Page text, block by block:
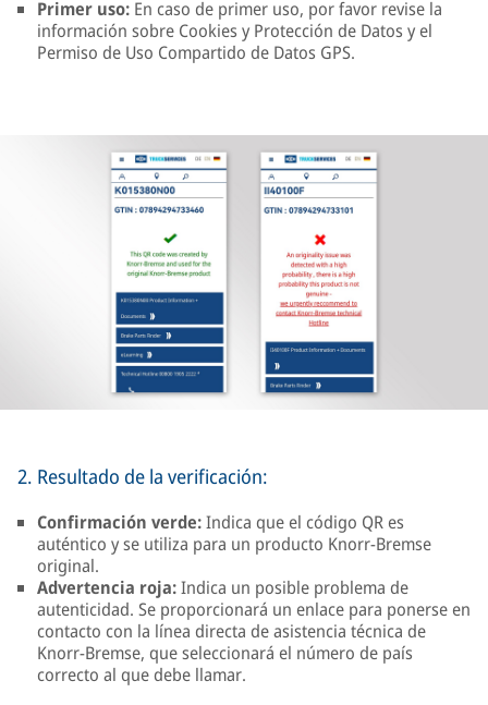
Primer uso: En caso de primer uso, por favor revise la
información sobre Cookies y Protección de Datos y el
Permiso de Uso Compartido de Datos GPS.
2. Resultado de la verificación:
Confirmación verde:Indica que el código QR es
auténtico y se utiliza para un producto Knorr-Bremse
original.
Advertencia roja:Indica un posible problema de
autenticidad. Se proporcionará un enlace para ponerse en
contacto con la línea directa de asistencia técnica de
Knorr-Bremse, que seleccionará el número de país
correcto al que debe llamar.